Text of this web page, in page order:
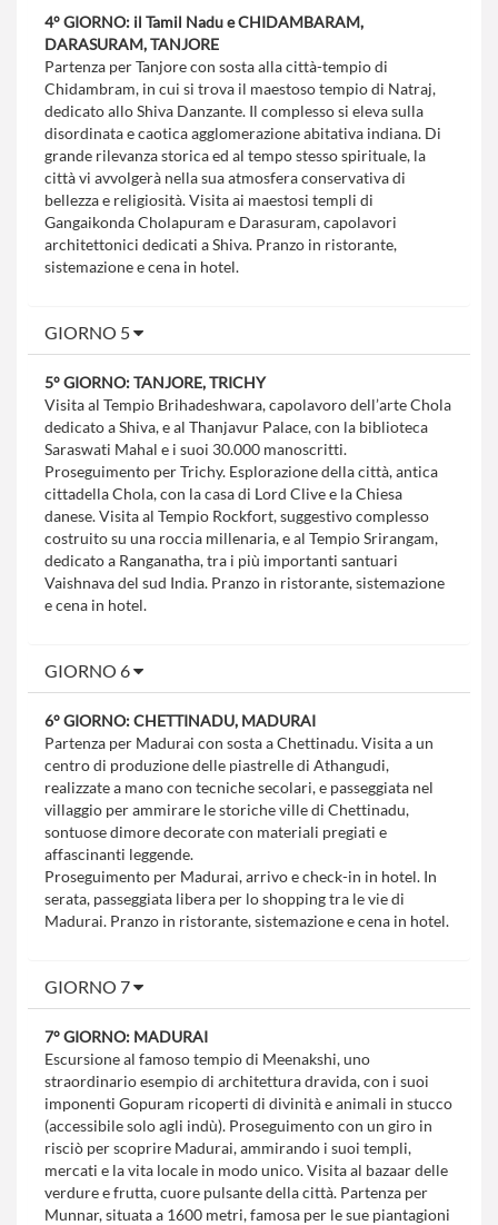
4° GIORNO: il Tamil Nadu e CHIDAMBARAM,
DARASURAM, TANJORE
Partenza per Tanjore con sosta alla città-tempio di
Chidambram, in cui si trova il maestoso tempio di Natraj,
dedicato allo Shiva Danzante. Il complesso si eleva sulla
disordinata e caotica agglomerazione abitativa indiana. Di
grande rilevanza storica ed al tempo stesso spirituale, la
città vi avvolgerà nella sua atmosfera conservativa di
bellezza e religiosità. Visita ai maestosi templi di
Gangaikonda Cholapuram e Darasuram, capolavori
architettonici dedicati a Shiva. Pranzo in ristorante,
sistemazione e cena in hotel.
GIORNO 5
5° GIORNO: TANJORE, TRICHY
Visita al Tempio Brihadeshwara, capolavoro dell’arte Chola
dedicato a Shiva, e al Thanjavur Palace, con la biblioteca
Saraswati Mahal e i suoi 30.000 manoscritti.
Proseguimento per Trichy. Esplorazione della città, antica
cittadella Chola, con la casa di Lord Clive e la Chiesa
danese. Visita al Tempio Rockfort, suggestivo complesso
costruito su una roccia millenaria, e al Tempio Srirangam,
dedicato a Ranganatha, tra i più importanti santuari
Vaishnava del sud India. Pranzo in ristorante, sistemazione
e cena in hotel.
GIORNO 6
6° GIORNO: CHETTINADU, MADURAI
Partenza per Madurai con sosta a Chettinadu. Visita a un
centro di produzione delle piastrelle di Athangudi,
realizzate a mano con tecniche secolari, e passeggiata nel
villaggio per ammirare le storiche ville di Chettinadu,
sontuose dimore decorate con materiali pregiati e
affascinanti leggende.
Proseguimento per Madurai, arrivo e check-in in hotel. In
serata, passeggiata libera per lo shopping tra le vie di
Madurai. Pranzo in ristorante, sistemazione e cena in hotel.
GIORNO 7
7° GIORNO: MADURAI
Escursione al famoso tempio di Meenakshi, uno
straordinario esempio di architettura dravida, con i suoi
imponenti Gopuram ricoperti di divinità e animali in stucco
(accessibile solo agli indù). Proseguimento con un giro in
risciò per scoprire Madurai, ammirando i suoi templi,
mercati e la vita locale in modo unico. Visita al bazaar delle
verdure e frutta, cuore pulsante della città. Partenza per
Munnar, situata a 1600 metri, famosa per le sue piantagioni